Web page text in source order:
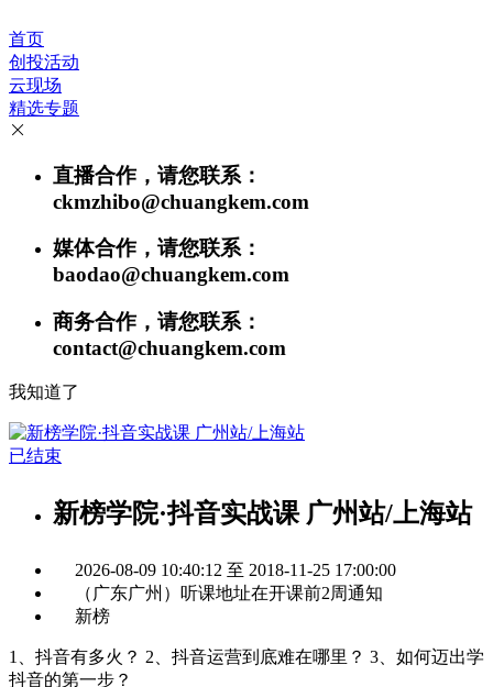
首页
创投活动
云现场
精选专题
直播合作，请您联系：
ckmzhibo@chuangkem.com
媒体合作，请您联系：
baodao@chuangkem.com
商务合作，请您联系：
contact@chuangkem.com
我知道了
已结束
新榜学院·抖音实战课 广州站/上海站
2026-08-09 10:40:12 至 2018-11-25 17:00:00
（广东广州）听课地址在开课前2周通知
新榜
1、抖音有多火？ 2、抖音运营到底难在哪里？ 3、如何迈出学
抖音的第一步？